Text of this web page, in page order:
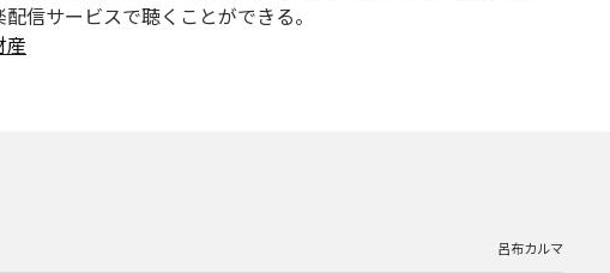
信サービスで聴くことができる。
産
呂布カルマ